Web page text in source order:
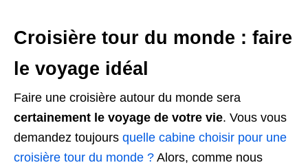
Croisière tour du monde : faire
le voyage idéal
Faire une croisière autour du monde sera
certainement le voyage de votre vie. Vous vous
demandez toujours quelle cabine choisir pour une
croisière tour du monde ? Alors, comme nous